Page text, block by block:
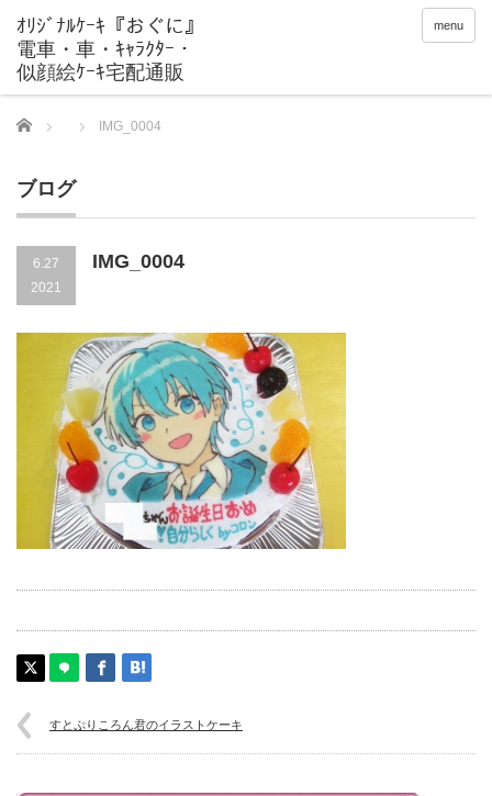
menu
Home IMG_0004
ブログ
6.27
2021
IMG_0004
すとぷりころん君のイラストケーキ